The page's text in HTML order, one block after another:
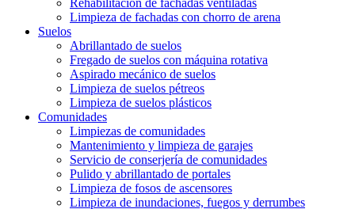
Rehabilitación de fachadas ventiladas
Limpieza de fachadas con chorro de arena
Suelos
Abrillantado de suelos
Fregado de suelos con máquina rotativa
Aspirado mecánico de suelos
Limpieza de suelos pétreos
Limpieza de suelos plásticos
Comunidades
Limpiezas de comunidades
Mantenimiento y limpieza de garajes
Servicio de conserjería de comunidades
Pulido y abrillantado de portales
Limpieza de fosos de ascensores
Limpieza de inundaciones, fuegos y derrumbes